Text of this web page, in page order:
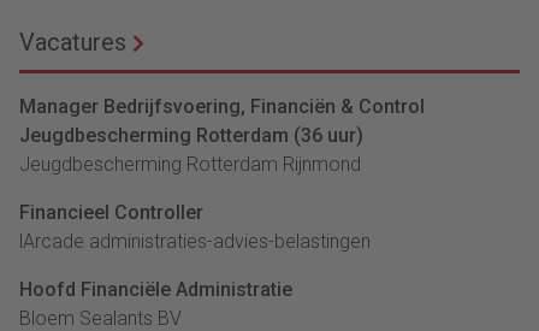
Vacatures
Manager Bedrijfsvoering, Financiën & Control
Jeugdbescherming Rotterdam (36 uur)
Jeugdbescherming Rotterdam Rijnmond
Financieel Controller
lArcade administraties-advies-belastingen
Hoofd Financiële Administratie
Bloem Sealants BV